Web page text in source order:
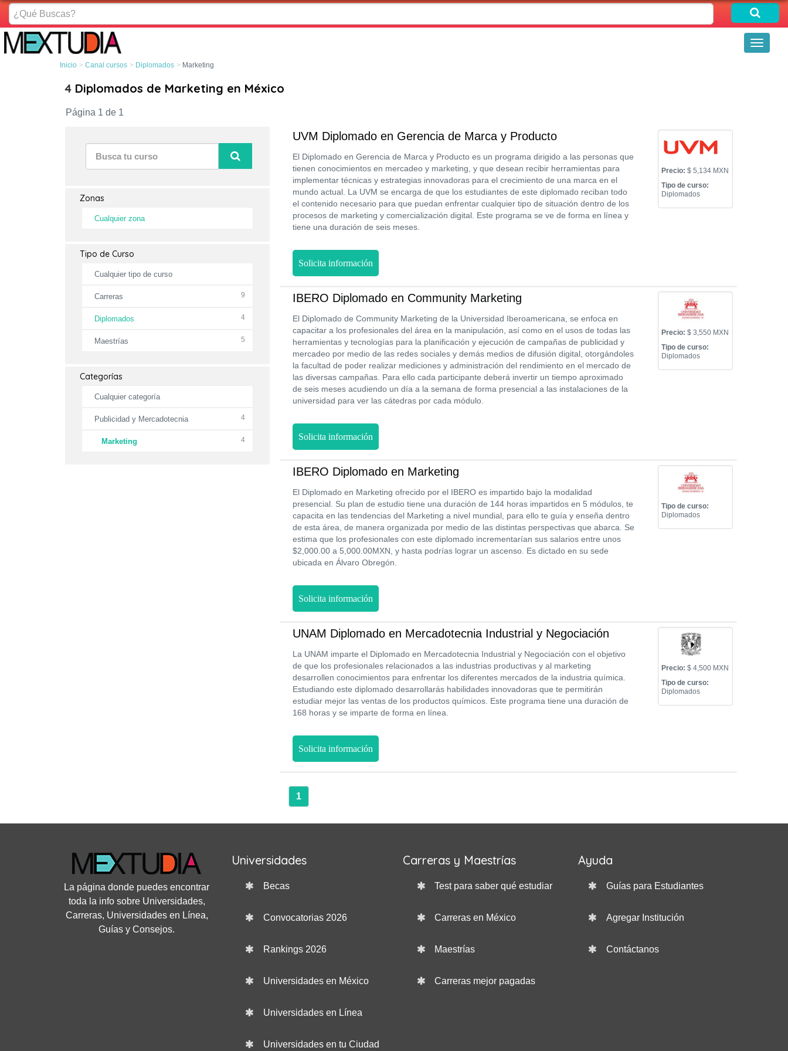
¿Qué
Buscas?
Toggle
Inicio Canal cursos Diplomados Marketing
4 Diplomados de Marketing en México
Página 1 de 1
Zonas
Cualquier zona
Tipo de Curso
Cualquier tipo de curso
Carreras 9
Diplomados 4
Maestrías 5
Categorías
Cualquier categoría
Publicidad y Mercadotecnia 4
Marketing 4
UVM Diplomado en Gerencia de Marca y Producto
El Diplomado en Gerencia de Marca y Producto es un programa dirigido a las personas que
tienen conocimientos en mercadeo y marketing, y que desean recibir herramientas para
implementar técnicas y estrategias innovadoras para el crecimiento de una marca en el
mundo actual. La UVM se encarga de que los estudiantes de este diplomado reciban todo
el contenido necesario para que puedan enfrentar cualquier tipo de situación dentro de los
procesos de marketing y comercialización digital. Este programa se ve de forma en línea y
tiene una duración de seis meses.
Precio: $ 5,134 MXN
Tipo de curso:
Diplomados
Solicita información
IBERO Diplomado en Community Marketing
El Diplomado de Community Marketing de la Universidad Iberoamericana, se enfoca en
capacitar a los profesionales del área en la manipulación, así como en el usos de todas las
herramientas y tecnologías para la planificación y ejecución de campañas de publicidad y
mercadeo por medio de las redes sociales y demás medios de difusión digital, otorgándoles
la facultad de poder realizar mediciones y administración del rendimiento en el mercado de
las diversas campañas. Para ello cada participante deberá invertir un tiempo aproximado
de seis meses acudiendo un día a la semana de forma presencial a las instalaciones de la
universidad para ver las cátedras por cada módulo.
Precio: $ 3,550 MXN
Tipo de curso:
Diplomados
Solicita información
IBERO Diplomado en Marketing
El Diplomado en Marketing ofrecido por el IBERO es impartido bajo la modalidad
presencial. Su plan de estudio tiene una duración de 144 horas impartidos en 5 módulos, te
capacita en las tendencias del Marketing a nivel mundial, para ello te guía y enseña dentro
de esta área, de manera organizada por medio de las distintas perspectivas que abarca. Se
estima que los profesionales con este diplomado incrementarían sus salarios entre unos
$2,000.00 a 5,000.00MXN, y hasta podrías lograr un ascenso. Es dictado en su sede
ubicada en Álvaro Obregón.
Tipo de curso:
Diplomados
Solicita información
UNAM Diplomado en Mercadotecnia Industrial y Negociación
La UNAM imparte el Diplomado en Mercadotecnia Industrial y Negociación con el objetivo
de que los profesionales relacionados a las industrias productivas y al marketing
desarrollen conocimientos para enfrentar los diferentes mercados de la industria química.
Estudiando este diplomado desarrollarás habilidades innovadoras que te permitirán
estudiar mejor las ventas de los productos químicos. Este programa tiene una duración de
168 horas y se imparte de forma en línea.
Precio: $ 4,500 MXN
Tipo de curso:
Diplomados
Solicita información
1
La página donde puedes encontrar
toda la info sobre Universidades,
Carreras, Universidades en Línea,
Guías y Consejos.
Universidades
Becas
Convocatorias 2026
Rankings 2026
Universidades en México
Universidades en Línea
Universidades en tu Ciudad
Carreras y Maestrías
Test para saber qué estudiar
Carreras en México
Maestrías
Carreras mejor pagadas
Ayuda
Guías para Estudiantes
Agregar Institución
Contáctanos